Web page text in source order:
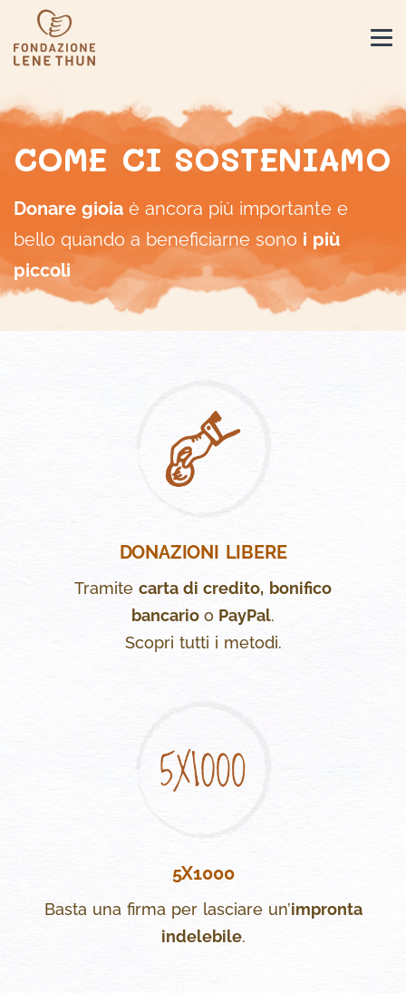
COME CI SOSTENIAMO
Donare gioia è ancora più importante e
bello quando a beneficiarne sono i più
piccoli
DONAZIONI LIBERE
Tramite carta di credito, bonifico
bancario o PayPal.
Scopri tutti i metodi.
5X1000
Basta una firma per lasciare un’impronta
indelebile.